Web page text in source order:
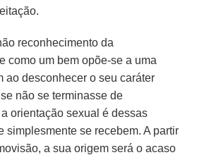
reconhecimento da
como um bem opõe-se a uma
ao desconhecer o seu caráter
não se terminasse de
orientação sexual é dessas
simplesmente se recebem. A partir
a sua origem será o acaso